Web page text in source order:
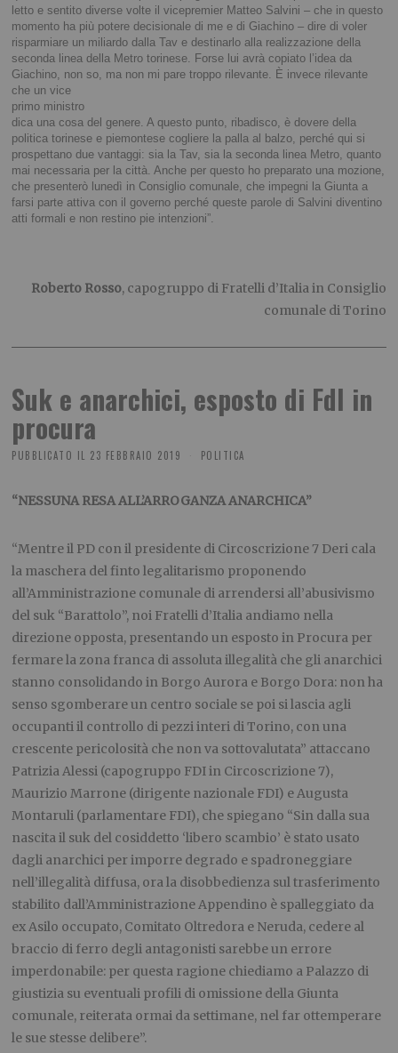
letto e sentito diverse volte il vicepremier Matteo Salvini – che in questo
momento ha più potere decisionale di me e di Giachino – dire di voler
risparmiare un miliardo dalla Tav e destinarlo alla realizzazione della
seconda linea della Metro torinese. Forse lui avrà copiato l’idea da
Giachino, non so, ma non mi pare troppo rilevante. È invece rilevante
che un vice
primo ministro
dica una cosa del genere. A questo punto, ribadisco, è dovere della
politica torinese e piemontese cogliere la palla al balzo, perché qui si
prospettano due vantaggi: sia la Tav, sia la seconda linea Metro, quanto
mai necessaria per la città. Anche per questo ho preparato una mozione,
che presenterò lunedì in Consiglio comunale, che impegni la Giunta a
farsi parte attiva con il governo perché queste parole di Salvini diventino
atti formali e non restino pie intenzioni”.
Roberto Rosso, capogruppo di Fratelli d’Italia in Consiglio
comunale di Torino
Suk e anarchici, esposto di FdI in
procura
PUBBLICATO IL 23 FEBBRAIO 2019 POLITICA
“NESSUNA RESA ALL’ARROGANZA ANARCHICA”
“Mentre il PD con il presidente di Circoscrizione 7 Deri cala
la maschera del finto legalitarismo proponendo
all’Amministrazione comunale di arrendersi all’abusivismo
del suk “Barattolo”, noi Fratelli d’Italia andiamo nella
direzione opposta, presentando un esposto in Procura per
fermare la zona franca di assoluta illegalità che gli anarchici
stanno consolidando in Borgo Aurora e Borgo Dora: non ha
senso sgomberare un centro sociale se poi si lascia agli
occupanti il controllo di pezzi interi di Torino, con una
crescente pericolosità che non va sottovalutata” attaccano
Patrizia Alessi (capogruppo FDI in Circoscrizione 7),
Maurizio Marrone (dirigente nazionale FDI) e Augusta
Montaruli (parlamentare FDI), che spiegano “Sin dalla sua
nascita il suk del cosiddetto ‘libero scambio’ è stato usato
dagli anarchici per imporre degrado e spadroneggiare
nell’illegalità diffusa, ora la disobbedienza sul trasferimento
stabilito dall’Amministrazione Appendino è spalleggiato da
ex Asilo occupato, Comitato Oltredora e Neruda, cedere al
braccio di ferro degli antagonisti sarebbe un errore
imperdonabile: per questa ragione chiediamo a Palazzo di
giustizia su eventuali profili di omissione della Giunta
comunale, reiterata ormai da settimane, nel far ottemperare
le sue stesse delibere”.